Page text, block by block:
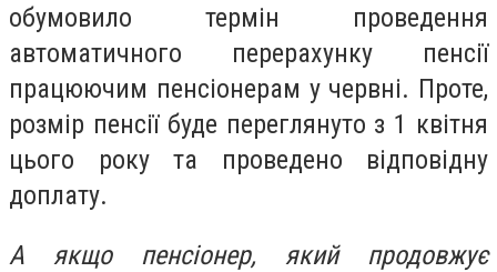
обумовило термін проведення
автоматичного перерахунку пенсії
працюючим пенсіонерам у червні. Проте,
розмір пенсії буде переглянуто з 1 квітня
цього року та проведено відповідну
доплату.
А якщо пенсіонер, який продовжує